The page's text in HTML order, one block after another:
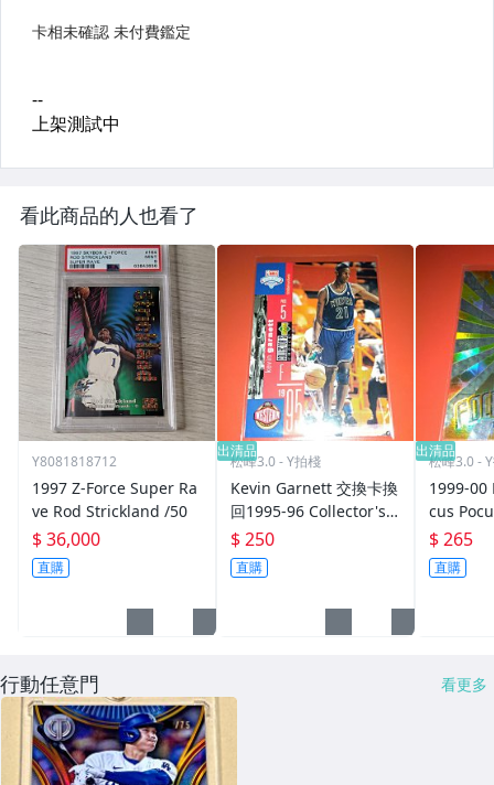
看此商品的人也看了
Y8081818712
1997 Z-Force Super Ra
ve Rod Strickland /50
$ 36,000
直購
出清品
松峰3.0 - Y拍棧
Kevin Garnett 交換卡換
回1995-96 Collector's C
hoice NBA Draft Lotter
y #D5 非完美 舊卡套出
$ 250
直購
出清品
松峰3.0 -
1999-00
cus
卡面黏
完美
$ 265
直購
行動任意門 看更多